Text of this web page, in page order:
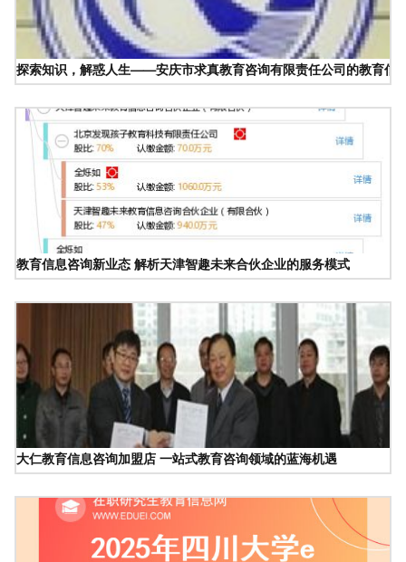
探索知识，解惑人生——安庆市求真教育咨询有限责任公司的教育信
教育信息咨询新业态 解析天津智趣未来合伙企业的服务模式
大仁教育信息咨询加盟店 一站式教育咨询领域的蓝海机遇